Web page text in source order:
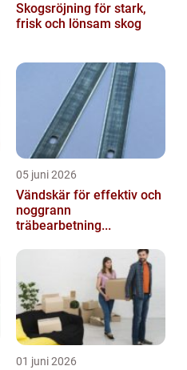
Skogsröjning för stark,
frisk och lönsam skog
05 juni 2026
Vändskär för effektiv och
noggrann
träbearbetning...
01 juni 2026